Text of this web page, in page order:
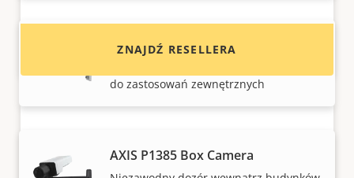
AXIS M1137-E Mk II Box Camera
do zastosowań zewnętrznych
AXIS P1385 Box Camera
ZNAJDŹ RESELLERA